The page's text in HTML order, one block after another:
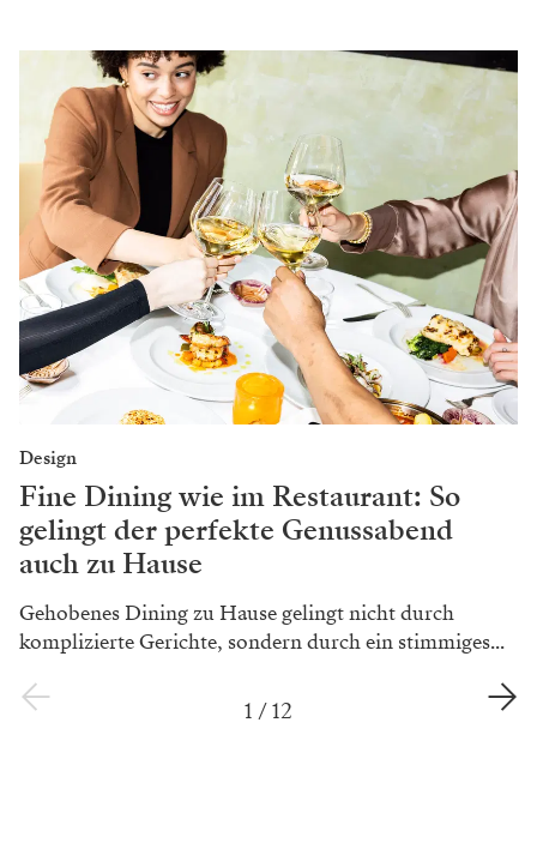
Design
Fine Dining wie im Restaurant: So
gelingt der perfekte Genussabend
auch zu Hause
Gehobenes Dining zu Hause gelingt nicht durch
komplizierte Gerichte, sondern durch ein stimmiges...
1 /12